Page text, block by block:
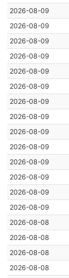
2026-08-09
2026-08-09
2026-08-09
2026-08-09
2026-08-09
2026-08-09
2026-08-09
2026-08-09
2026-08-09
2026-08-09
2026-08-09
2026-08-09
2026-08-09
2026-08-09
2026-08-08
2026-08-08
2026-08-08
2026-08-08